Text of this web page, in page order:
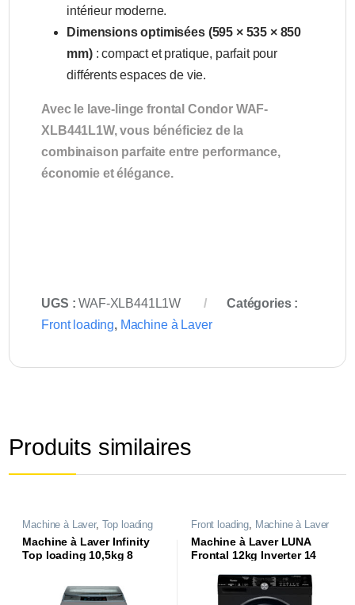
intérieur moderne.
Dimensions optimisées (595 × 535 × 850
mm): compact et pratique, parfait pour
différents espaces de vie.
Avec le lave-linge frontal Condor WAF-
XLB441L1W, vous bénéficiez de la
combinaison parfaite entre performance,
économie et élégance.
UGS :WAF-XLB441L1W
Catégories :
Front loading, Machine à Laver
Produits similaires
Machine à Laver, Top loading
Machine à Laver Infinity
Top loading 10,5kg 8
Front loading, Machine à Laver
Machine à Laver LUNA
Frontal 12kg Inverter 14
DB451CL1T |